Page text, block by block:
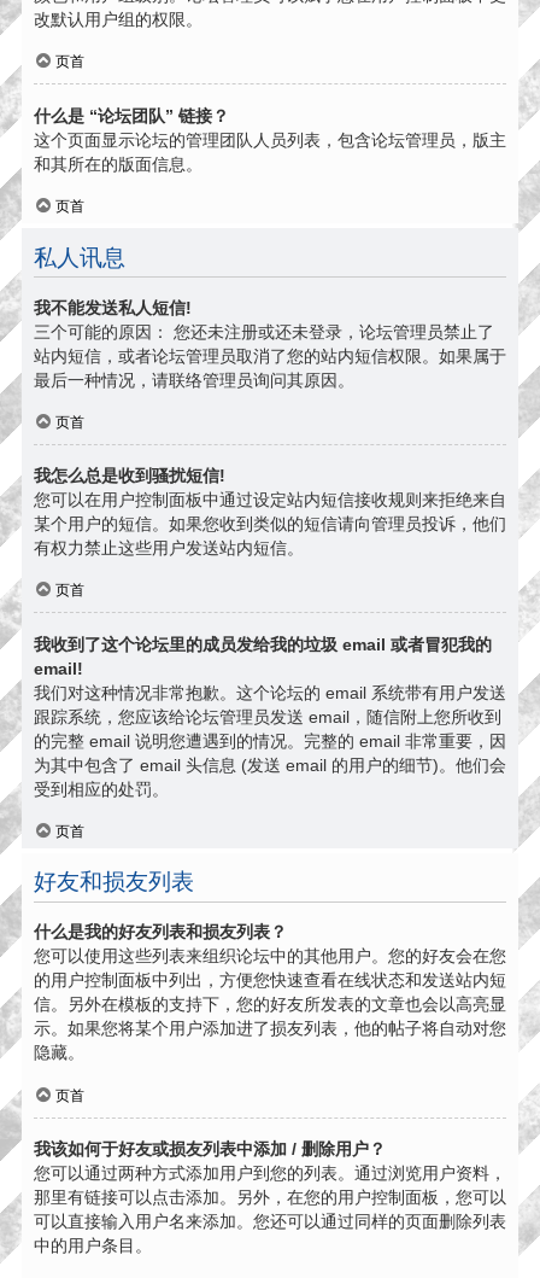
改默认用户组的权限。
页首
什么是 “论坛团队” 链接？
这个页面显示论坛的管理团队人员列表，包含论坛管理员，版主
和其所在的版面信息。
页首
私人讯息
我不能发送私人短信!
三个可能的原因： 您还未注册或还未登录，论坛管理员禁止了
站内短信，或者论坛管理员取消了您的站内短信权限。如果属于
最后一种情况，请联络管理员询问其原因。
页首
我怎么总是收到骚扰短信!
您可以在用户控制面板中通过设定站内短信接收规则来拒绝来自
某个用户的短信。如果您收到类似的短信请向管理员投诉，他们
有权力禁止这些用户发送站内短信。
页首
我收到了这个论坛里的成员发给我的垃圾 email 或者冒犯我的
email!
我们对这种情况非常抱歉。这个论坛的 email 系统带有用户发送
跟踪系统，您应该给论坛管理员发送 email，随信附上您所收到
的完整 email 说明您遭遇到的情况。完整的 email 非常重要，因
为其中包含了 email 头信息 (发送 email 的用户的细节)。他们会
受到相应的处罚。
页首
好友和损友列表
什么是我的好友列表和损友列表？
您可以使用这些列表来组织论坛中的其他用户。您的好友会在您
的用户控制面板中列出，方便您快速查看在线状态和发送站内短
信。另外在模板的支持下，您的好友所发表的文章也会以高亮显
示。如果您将某个用户添加进了损友列表，他的帖子将自动对您
隐藏。
页首
我该如何于好友或损友列表中添加 / 删除用户？
您可以通过两种方式添加用户到您的列表。通过浏览用户资料，
那里有链接可以点击添加。另外，在您的用户控制面板，您可以
可以直接输入用户名来添加。您还可以通过同样的页面删除列表
中的用户条目。